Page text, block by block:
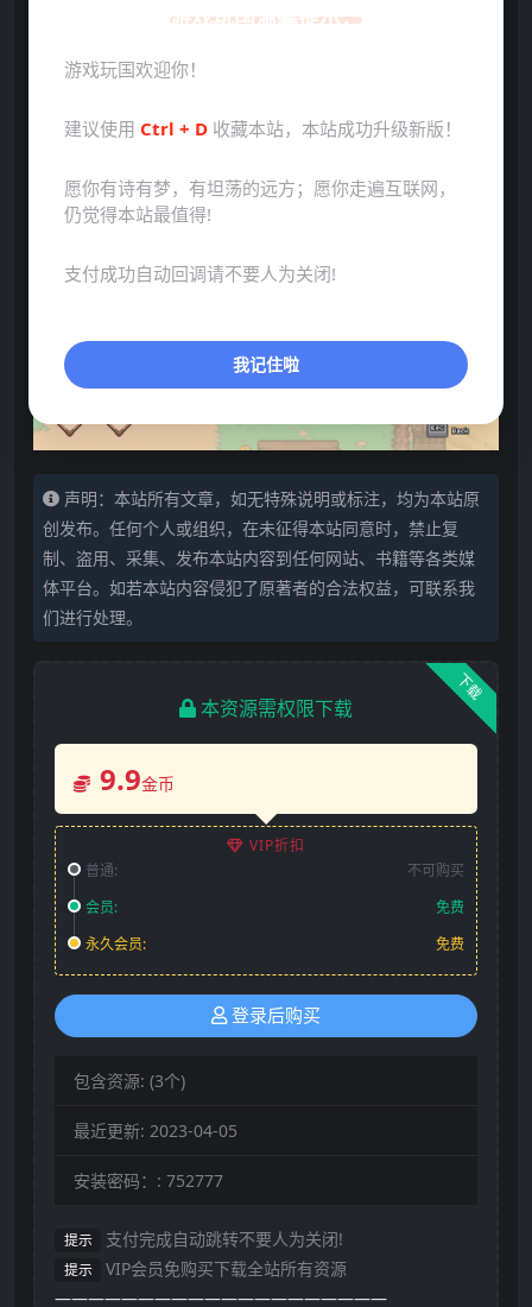
声明：本站所有文章，如无特殊说明或标注，均为本站原
创发布。任何个人或组织，在未征得本站同意时，禁止复
制、盗用、采集、发布本站内容到任何网站、书籍等各类媒
体平台。如若本站内容侵犯了原著者的合法权益，可联系我
们进行处理。
下载
本资源需权限下载
9.9金币
VIP折扣
普通:
不可购买
会员:
免费
永久会员:
免费
登录后购买
包含资源: (3个)
最近更新: 2023-04-05
安装密码：: 752777
提示 支付完成自动跳转不要人为关闭!
提示
VIP会员免购买下载全站所有资源
————————————————————
游戏玩国温馨提示：
游戏玩国欢迎你！
建议使用 Ctrl + D 收藏本站，本站成功升级新版！
愿你有诗有梦，有坦荡的远方；愿你走遍互联网，
仍觉得本站最值得!
支付成功自动回调请不要人为关闭!
我记住啦